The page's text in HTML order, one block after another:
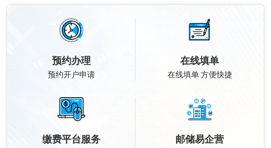
预约办理
预约开户申请
在线填单
在线填单 方便快捷
缴费平台服务 邮储易企营